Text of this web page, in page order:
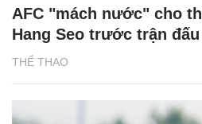
THỂ THAO
AFC "mách nước" cho
Hang Seo trước trận